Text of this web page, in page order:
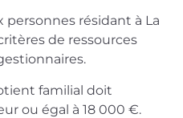
personnes résidant à La
de ressources
familial doit
ou égal à 18 000 €.